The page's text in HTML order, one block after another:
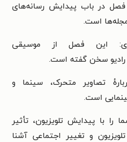
پیدایش رسانه‌های
است.
موسیقی
سخن گفته است.
تصاویر متحرک، سینما و
است.
پیدایش تلویزیون، تأثیر
تلویزیون و تغییر اجتماعی آشنا